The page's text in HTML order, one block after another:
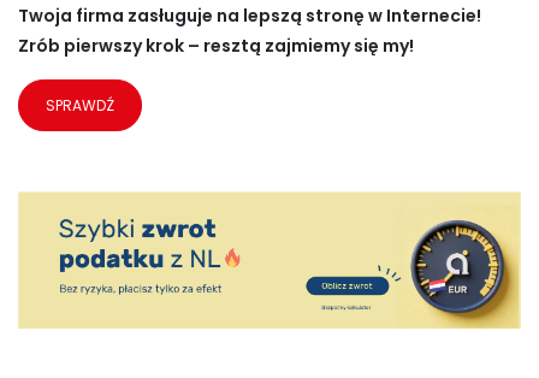
Twoja firma zasługuje na lepszą stronę w Internecie!
Zrób pierwszy krok – resztą zajmiemy się my!
SPRAWDŹ